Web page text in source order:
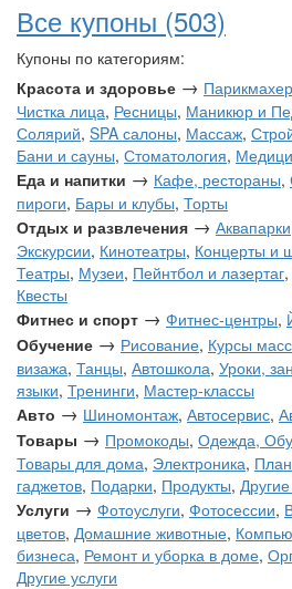
Все купоны (503)
Купоны по категориям:
Красота и здоровье →
Чистка лица, Ресницы, Маникюр и
Солярий, SPA салоны, Массаж,
Бани и сауны, Стоматология,
Еда и напитки → Кафе, рестораны,
пироги, Бары и клубы, Торты
Отдых и развлечения → Аквапарки
Экскурсии, Кинотеатры, Концерты и
Театры, Музеи, Пейнтбол и лазертаг,
Квесты
Фитнес и спорт → Фитнес-центры,
Обучение → Рисование, Курсы
визажа, Танцы, Автошкола, Уроки,
языки, Тренинги, Мастер-классы
Авто → Шиномонтаж, Автосервис,
Товары → Промокоды, Одежда,
Товары для дома, Электроника,
гаджетов, Подарки, Продукты,
Услуги → Фотоуслуги, Фотосессии,
цветов, Домашние животные,
бизнеса, Ремонт и уборка в доме,
Другие услуги